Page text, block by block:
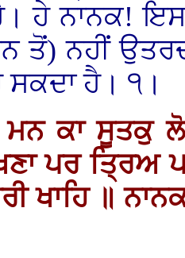
ਹੇ ਨਾਨਕ!
ਤੋਂ) ਨਹੀਂ
ਸਕਦਾ ਹੈ। ੧।
ਕਾ ਸੂਤਕੁ
ਪਰ ਤ੍ਰਿਅ
ਖਾਹਿ ॥